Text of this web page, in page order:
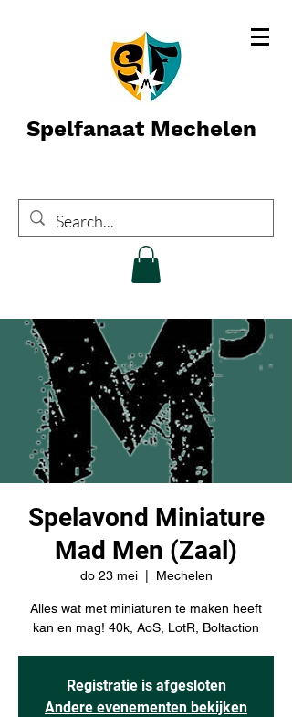
Spelfanaat Mechelen
Spelavond Miniature
Mad Men (Zaal)
do 23 mei
  |
Mechelen
Alles wat met miniaturen te maken heeft
kan en mag! 40k, AoS, LotR, Boltaction
Registratie is afgesloten
Andere evenementen bekijken